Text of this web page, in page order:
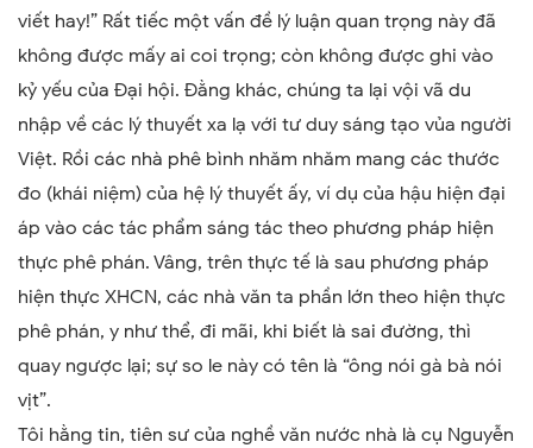
viết hay!” Rất tiếc một vấn đề lý luận quan trọng này đã
không được mấy ai coi trọng; còn không được ghi vào
kỷ yếu của Đại hội. Đằng khác, chúng ta lại vội vã du
nhập về các lý thuyết xa lạ với tư duy sáng tạo vủa người
Việt. Rồi các nhà phê bình nhăm nhăm mang các thước
đo (khái niệm) của hệ lý thuyết ấy, ví dụ của hậu hiện đại
áp vào các tác phẩm sáng tác theo phương pháp hiện
thực phê phán. Vâng, trên thực tế là sau phương pháp
hiện thực XHCN, các nhà văn ta phần lớn theo hiện thực
phê phán, y như thể, đi mãi, khi biết là sai đường, thì
quay ngược lại; sự so le này có tên là “ông nói gà bà nói
vịt”.
Tôi hằng tin, tiên sư của nghề văn nước nhà là cụ Nguyễn